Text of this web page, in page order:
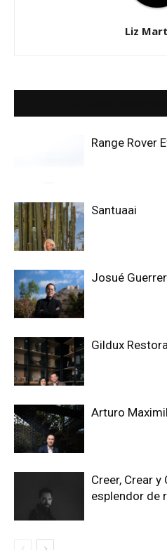
Liz
Range Rover
Santuaai
Josué
Gildux
Arturo
Creer, Crear
esplendor de